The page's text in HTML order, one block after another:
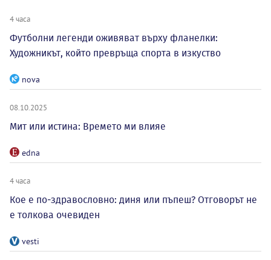
4 часа
Футболни легенди оживяват върху фланелки:
Художникът, който превръща спорта в изкуство
nova
08.10.2025
Мит или истина: Времето ми влияе
edna
4 часа
Кое е по-здравословно: диня или пъпеш? Отговорът не
е толкова очевиден
vesti